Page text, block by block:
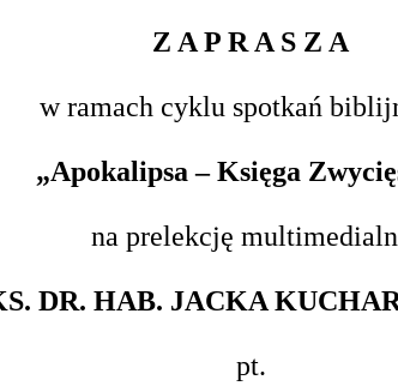
Z A P R A S Z A
w ramach cyklu spotkań
„Apokalipsa – Księga
na prelekcję
DR. HAB. JACKA
pt.